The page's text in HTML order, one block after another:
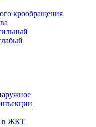
крообращения
в ЖКТ